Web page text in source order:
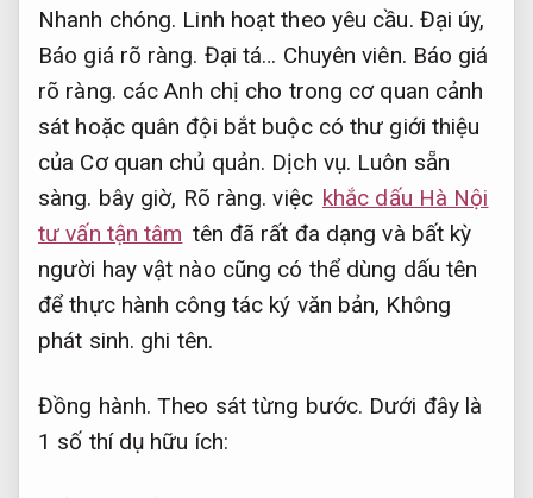
Nhanh chóng. Linh hoạt theo yêu cầu. Đại úy,
Báo giá rõ ràng. Đại tá… Chuyên viên. Báo giá
rõ ràng. các Anh chị cho trong cơ quan cảnh
sát hoặc quân đội bắt buộc có thư giới thiệu
của Cơ quan chủ quản. Dịch vụ. Luôn sẵn
sàng. bây giờ, Rõ ràng. việc khắc dấu Hà Nội
tư vấn tận tâm tên đã rất đa dạng và bất kỳ
người hay vật nào cũng có thể dùng dấu tên
để thực hành công tác ký văn bản, Không
phát sinh. ghi tên.
Đồng hành. Theo sát từng bước. Dưới đây là
1 số thí dụ hữu ích: